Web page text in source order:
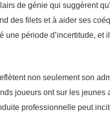
de génie qui suggèrent
des filets et à aider ses
période d’incertitude, et
non seulement son
joueurs ont sur les jeunes
professionnelle peut